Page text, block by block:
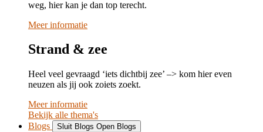
weg, hier kan je dan top terecht.
Meer informatie
Strand & zee
Heel veel gevraagd ‘iets dichtbij zee’ –> kom hier even
neuzen als jij ook zoiets zoekt.
Meer informatie
Bekijk alle thema's
Blogs
Sluit Blogs Open Blogs